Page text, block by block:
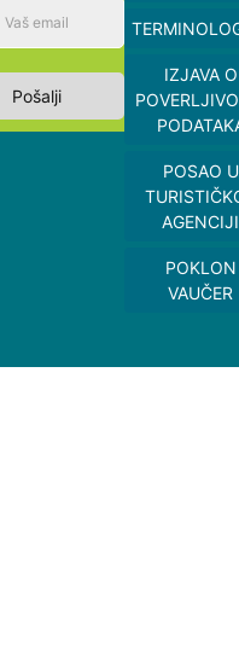
Pošalji
IZJAVA O
POSAO U
AGENCIJI
POKLON
VAUČER